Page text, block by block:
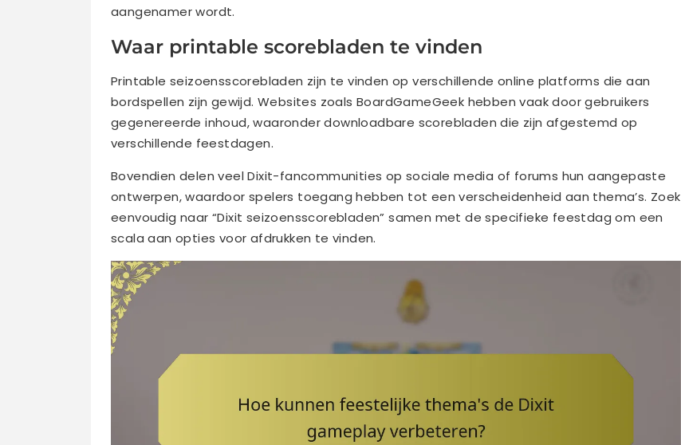
aangenamer wordt.
Waar printable scorebladen te vinden
Printable seizoensscorebladen zijn te vinden op verschillende online platforms die aan
bordspellen zijn gewijd. Websites zoals BoardGameGeek hebben vaak door gebruikers
gegenereerde inhoud, waaronder downloadbare scorebladen die zijn afgestemd op
verschillende feestdagen.
Bovendien delen veel Dixit-fancommunities op sociale media of forums hun aangepaste
ontwerpen, waardoor spelers toegang hebben tot een verscheidenheid aan thema’s. Zoek
eenvoudig naar “Dixit seizoensscorebladen” samen met de specifieke feestdag om een
scala aan opties voor afdrukken te vinden.